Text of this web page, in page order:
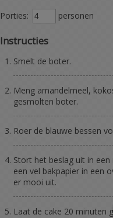
Porties: personen
Instructies
Smelt de boter.
Meng amandelmeel,
gesmolten boter.
Roer de blauwe bessen
Stort het beslag uit in
een vel bakpapier in een
er mooi uit.
Laat de cake 20 minuten